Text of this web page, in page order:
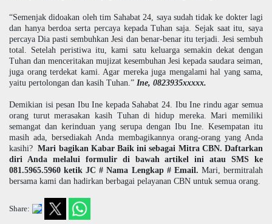
“Semenjak didoakan oleh tim Sahabat 24, saya sudah tidak ke dokter lagi
dan hanya berdoa serta percaya kepada Tuhan saja. Sejak saat itu, saya
percaya Dia pasti sembuhkan Jesi dan benar-benar itu terjadi. Jesi sembuh
total. Setelah peristiwa itu, kami satu keluarga semakin dekat dengan
Tuhan dan menceritakan mujizat kesembuhan Jesi kepada saudara seiman,
juga orang terdekat kami. Agar mereka juga mengalami hal yang sama,
yaitu pertolongan dan kasih Tuhan.” Ine, 0823935xxxxx.
Demikian isi pesan Ibu Ine kepada Sahabat 24. Ibu Ine rindu agar semua
orang turut merasakan kasih Tuhan di hidup mereka. Mari memiliki
semangat dan kerinduan yang serupa dengan Ibu Ine. Kesempatan itu
masih ada, bersediakah Anda membagikannya orang-orang yang Anda
kasihi? Mari bagikan Kabar Baik ini sebagai Mitra CBN. Daftarkan
diri Anda melalui formulir di bawah artikel ini atau SMS ke
081.5965.5960 ketik JC # Nama Lengkap # Email. Mari, bermitralah
bersama kami dan hadirkan berbagai pelayanan CBN untuk semua orang.
Share: